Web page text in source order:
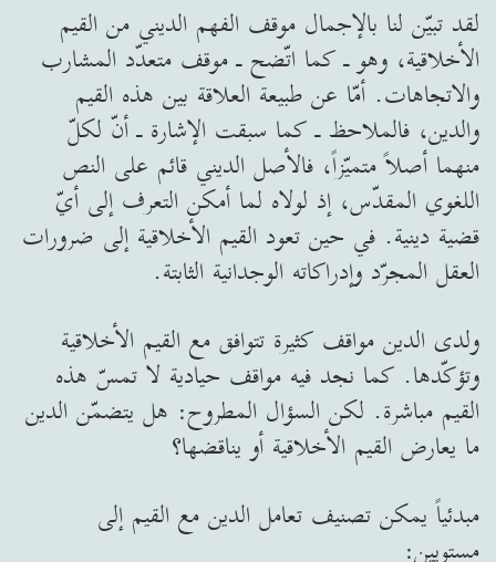
لقد تبيّن لنا بالإجمال موقف الفهم الديني من القيم
الأخلاقية، وهو ـ كما اتّضح ـ موقف متعدّد المشارب
والاتجاهات. أمّا عن طبيعة العلاقة بين هذه القيم
والدين، فالملاحظ ـ كما سبقت الإشارة ـ أنّ لكلّ
منهما أصلاً متميّزاً، فالأصل الديني قائم على النص
اللغوي المقدّس، إذ لولاه لما أمكن التعرف إلى أيّ
قضية دينية. في حين تعود القيم الأخلاقية إلى ضرورات
العقل المجرّد وإدراكاته الوجدانية الثابتة.
ولدى الدين مواقف كثيرة تتوافق مع القيم الأخلاقية
وتؤكّدها. كما نجد فيه مواقف حيادية لا تمسّ هذه
القيم مباشرة. لكن السؤال المطروح: هل يتضمّن الدين
ما يعارض القيم الأخلاقية أو يناقضها؟
مبدئياً يمكن تصنيف تعامل الدين مع القيم إلى
مستويين: